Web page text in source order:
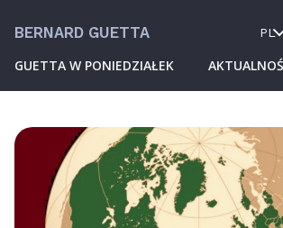
BERNARD GUETTA
GUETTA W PONIEDZIAŁEK
PL